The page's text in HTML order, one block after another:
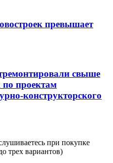
превышает
свыше
по проектам
конструкторского
при покупке
трех вариантов)